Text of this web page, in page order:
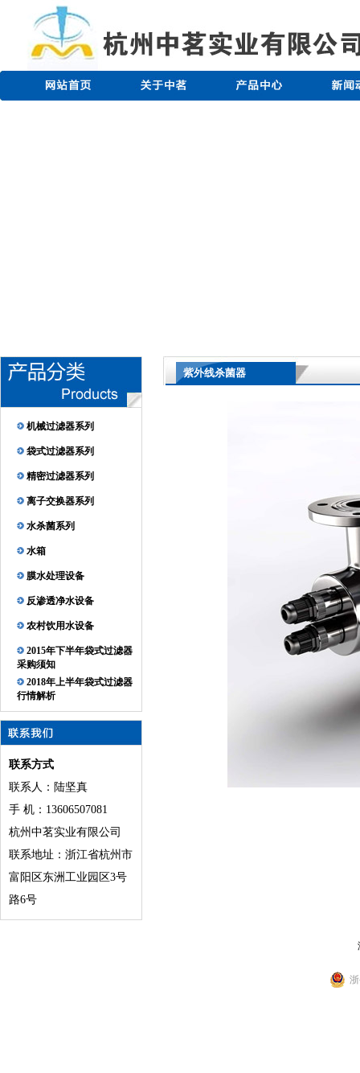
机械过滤器系列
袋式过滤器系列
精密过滤器系列
离子交换器系列
水杀菌系列
水箱
膜水处理设备
反渗透净水设备
农村饮用水设备
2015年下半年袋式过滤器
采购须知
2018年上半年袋式过滤器
行情解析
联系方式
联系人：陆坚真
手 机：13606507081
杭州中茗实业有限公司
联系地址：浙江省杭州市
富阳区东洲工业园区3号
路6号
紫外线杀菌器